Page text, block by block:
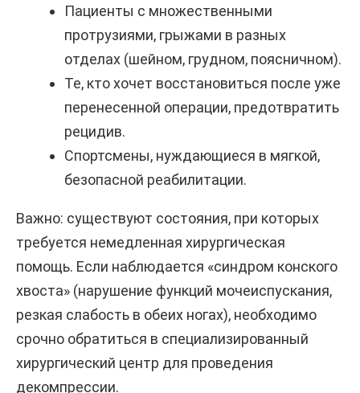
Пациенты с множественными
протрузиями, грыжами в разных
отделах (шейном, грудном, поясничном).
Те, кто хочет восстановиться после уже
перенесенной операции, предотвратить
рецидив.
Спортсмены, нуждающиеся в мягкой,
безопасной реабилитации.
Важно: существуют состояния, при которых
требуется немедленная хирургическая
помощь. Если наблюдается «синдром конского
хвоста» (нарушение функций мочеиспускания,
резкая слабость в обеих ногах), необходимо
срочно обратиться в специализированный
хирургический центр для проведения
декомпрессии.